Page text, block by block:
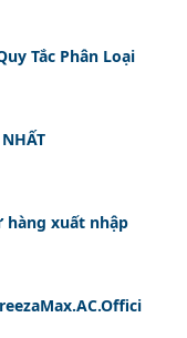
Tắc Phân Loại
hàng xuất nhập